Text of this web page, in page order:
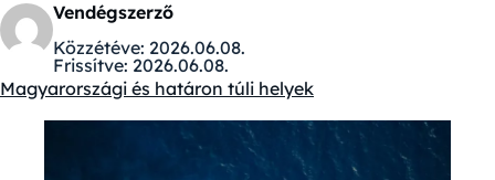
Vendégszerző
Közzétéve: 2026.06.08.
Frissítve: 2026.06.08.
Kategóriák:
Magyarországi és határon túli helyek